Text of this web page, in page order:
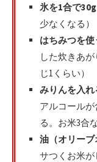
氷を1合で
少なくなる）
はちみつを使
した炊きあ
じ1くらい）
みりんを入れ
アルコール
る。お米3合
油（オリー
サつくお米